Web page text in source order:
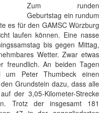
Zum runden
Geburtstag ein rundum
es für den GAMSC Würzburg
laufen können. Eine nasse
bis gegen Mittag,
Wetter. Zwar etwas
freundlich. An beiden Tagen
um Peter Thumbeck einen
Grundstein dazu, dass alle
der 3,05-Kilometer-Strecke
Trotz der insgesamt 181